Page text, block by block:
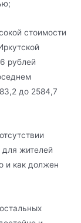
стоимости
рублей
до 2584,7
жителей
и как должен